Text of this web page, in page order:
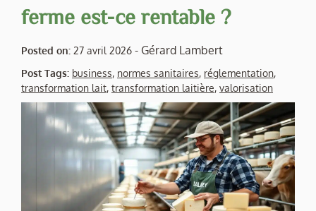
ferme est-ce rentable ?
Posted on: 27 avril 2026 - Gérard Lambert
Post Tags: business, normes sanitaires, réglementation,
transformation lait, transformation laitière, valorisation